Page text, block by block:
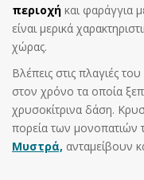
περιοχή και φαράγγια
είναι μερικά
χώρας.
Βλέπεις στις πλαγιές
στον χρόνο τα οποία
χρυσοκίτρινα δάση.
πορεία των μονοπατιών
Μυστρά, ανταμείβουν